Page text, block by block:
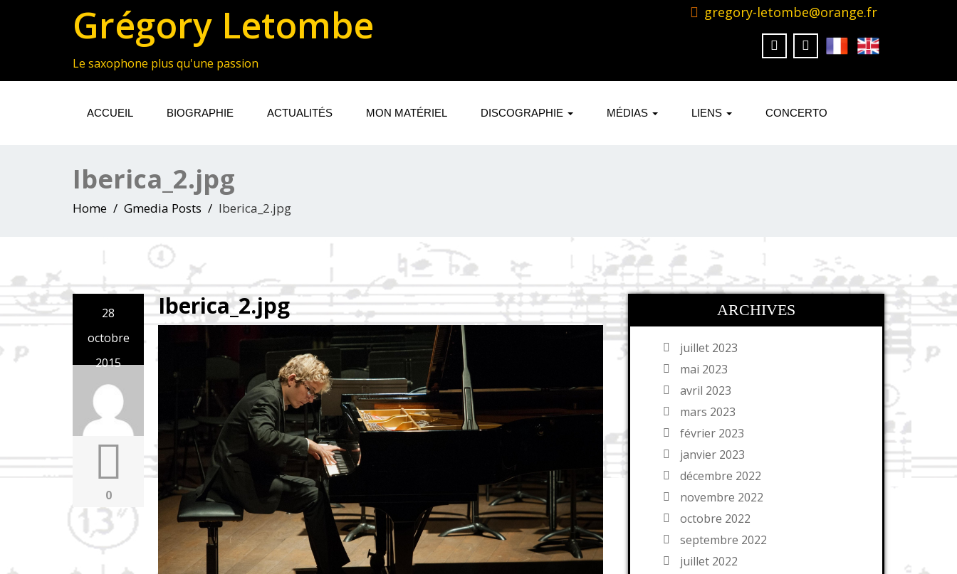
Grégory Letombe
Le saxophone plus qu'une passion
gregory-letombe@orange.fr
ACCUEIL BIOGRAPHIE ACTUALITÉS MON MATÉRIEL DISCOGRAPHIE MÉDIAS LIENS CONCERTO
Iberica_2.jpg
Home Gmedia Posts Iberica_2.jpg
28
octobre
2015
0
Iberica_2.jpg ARCHIVES
juillet 2023
mai 2023
avril 2023
mars 2023
février 2023
janvier 2023
décembre 2022
novembre 2022
octobre 2022
septembre 2022
juillet 2022